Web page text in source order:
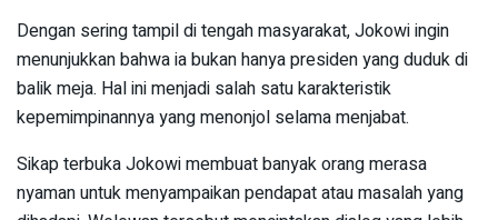
Dengan sering tampil di tengah masyarakat, Jokowi ingin
menunjukkan bahwa ia bukan hanya presiden yang duduk di
balik meja. Hal ini menjadi salah satu karakteristik
kepemimpinannya yang menonjol selama menjabat.
Sikap terbuka Jokowi membuat banyak orang merasa
nyaman untuk menyampaikan pendapat atau masalah yang